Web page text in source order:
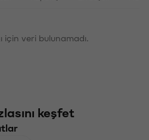
için veri bulunamadı.
keşfet